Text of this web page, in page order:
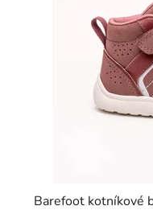
Barefoot kotníkové